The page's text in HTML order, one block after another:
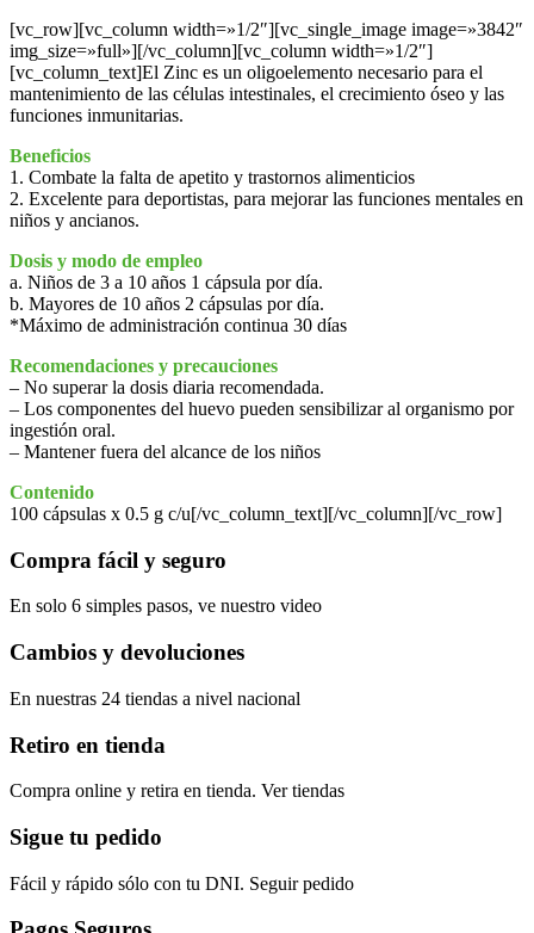
[vc_row][vc_column width=»1/2″][vc_single_image image=»3842″
img_size=»full»][/vc_column][vc_column width=»1/2″]
[vc_column_text]El Zinc es un oligoelemento necesario para el
mantenimiento de las células intestinales, el crecimiento óseo y las
funciones inmunitarias.
Beneficios
1. Combate la falta de apetito y trastornos alimenticios
2. Excelente para deportistas, para mejorar las funciones mentales en
niños y ancianos.
Dosis y modo de empleo
a. Niños de 3 a 10 años 1 cápsula por día.
b. Mayores de 10 años 2 cápsulas por día.
*Máximo de administración continua 30 días
Recomendaciones y precauciones
– No superar la dosis diaria recomendada.
– Los componentes del huevo pueden sensibilizar al organismo por
ingestión oral.
– Mantener fuera del alcance de los niños
Contenido
100 cápsulas x 0.5 g c/u[/vc_column_text][/vc_column][/vc_row]
Compra fácil y seguro
En solo 6 simples pasos, ve nuestro video
Cambios y devoluciones
En nuestras 24 tiendas a nivel nacional
Retiro en tienda
Compra online y retira en tienda. Ver tiendas
Sigue tu pedido
Fácil y rápido sólo con tu DNI. Seguir pedido